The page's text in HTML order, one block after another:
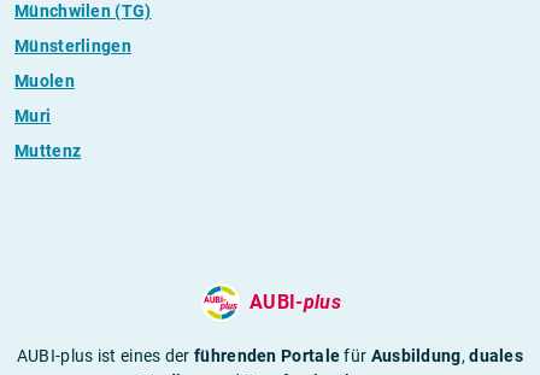
Münchwilen (TG)
Münsterlingen
Muolen
Muri
Muttenz
AUBI-plus
AUBI-plus ist eines derführenden Portalefür Ausbildung,duales